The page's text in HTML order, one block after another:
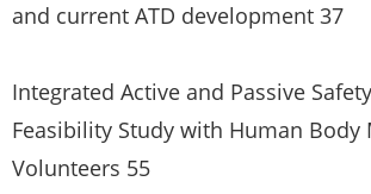
and current ATD development 37
Integrated Active and Passive
Feasibility Study with Human Body
Volunteers 55